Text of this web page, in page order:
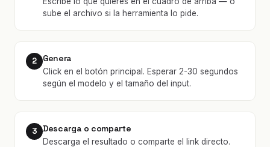
sube el archivo si la herramienta lo pide.
2 Genera
Click en el botón principal. Esperar 2-30 segundos
según el modelo y el tamaño del input.
3 Descarga o comparte
Descarga el resultado o comparte el link directo.